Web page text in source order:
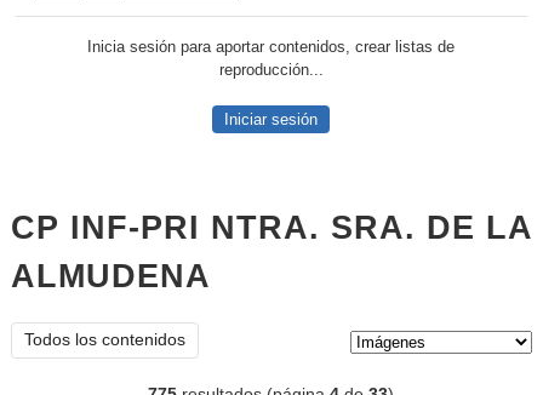
Inicia sesión para aportar contenidos, crear listas de
reproducción...
Iniciar sesión
CP INF-PRI NTRA. SRA. DE LA
ALMUDENA
Todos los contenidos